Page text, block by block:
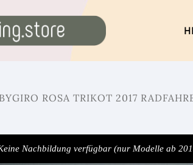
ROSA TRIKOT 2017
Nachbildung verfügbar (nur Modelle ab